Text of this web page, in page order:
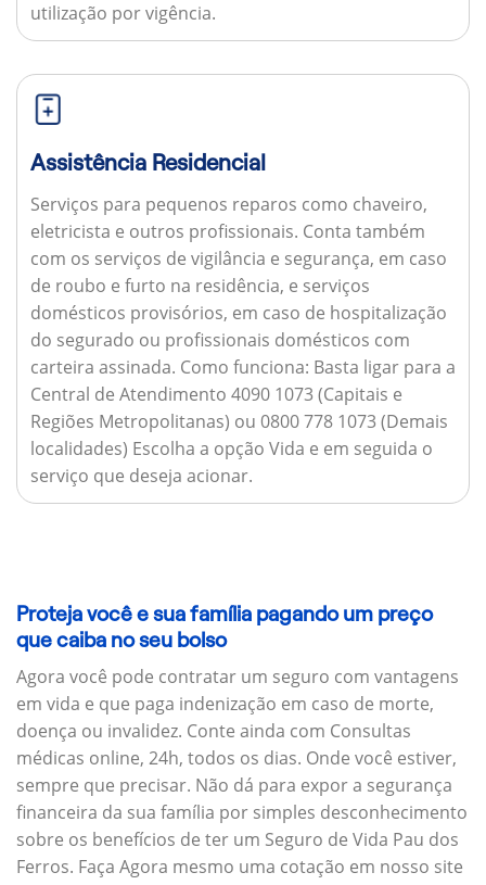
utilização por vigência.
Assistência Residencial
Serviços para pequenos reparos como chaveiro,
eletricista e outros profissionais. Conta também
com os serviços de vigilância e segurança, em caso
de roubo e furto na residência, e serviços
domésticos provisórios, em caso de hospitalização
do segurado ou profissionais domésticos com
carteira assinada. Como funciona: Basta ligar para a
Central de Atendimento 4090 1073 (Capitais e
Regiões Metropolitanas) ou 0800 778 1073 (Demais
localidades) Escolha a opção Vida e em seguida o
serviço que deseja acionar.
Proteja você e sua família pagando um preço
que caiba no seu bolso
Agora você pode contratar um seguro com vantagens
em vida e que paga indenização em caso de morte,
doença ou invalidez. Conte ainda com Consultas
médicas online, 24h, todos os dias. Onde você estiver,
sempre que precisar. Não dá para expor a segurança
financeira da sua família por simples desconhecimento
sobre os benefícios de ter um Seguro de Vida Pau dos
Ferros. Faça Agora mesmo uma cotação em nosso site